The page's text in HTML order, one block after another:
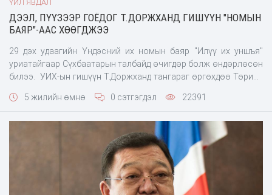
ҮЙЛ ЯВДАЛ
ДЭЭЛ, ПҮҮЗЭЭР ГОЁДОГ Т.ДОРЖХАНД ГИШҮҮН "НОМЫН
БАЯР"-ААС ХӨӨГДЖЭЭ
29 дэх удаагийн Үндэсний их номын баяр "Илүү их уншъя"
уриатайгаар Сүхбаатарын талбайд өчигдөр болж өндөрлөсөн
билээ. УИХ-ын гишүүн Т.Доржханд тангараг өргөхдөө Төрийн
сонгуульд саналаа өгөхөөр очихдоо дээл, пүүзээр өмсөж
өртсөн юм. Тэгвэл өчигдөр УИХ-ын гишүүн "Номын баяр"-т
5 жилийн өмнө 0 сэтгэгдэл 22391